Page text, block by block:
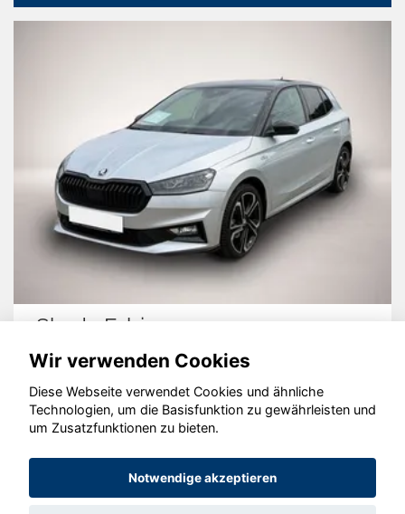
Skoda Fabia
© konjunkturmotor.de GmbH 2020 - 2026
Wir verwenden Cookies
Diese Webseite verwendet Cookies und ähnliche
Technologien, um die Basisfunktion zu gewährleisten und
um Zusatzfunktionen zu bieten.
Notwendige akzeptieren